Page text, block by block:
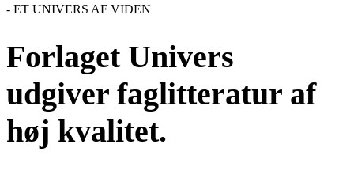
- ET UNIVERS AF VIDEN
Forlaget Univers
udgiver faglitteratur af
høj kvalitet.